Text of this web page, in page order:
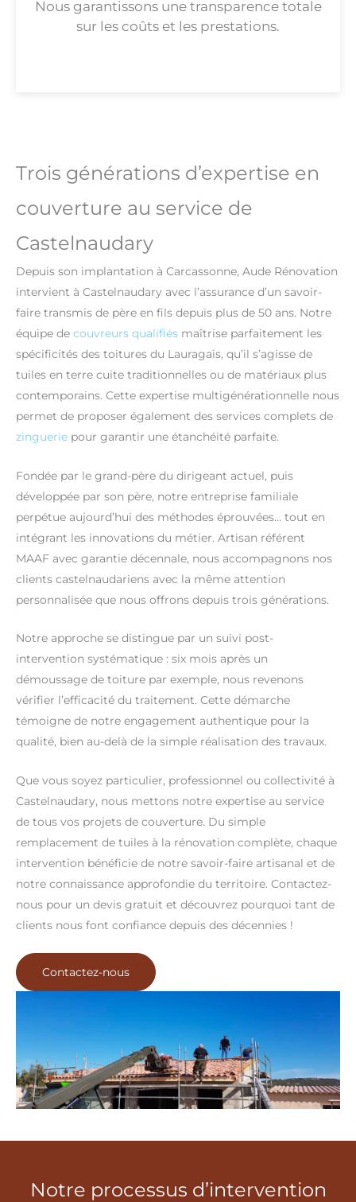
Nous garantissons une transparence totale
sur les coûts et les prestations.
Trois générations d’expertise en
couverture au service de
Castelnaudary
Depuis son implantation à Carcassonne, Aude Rénovation
intervient à Castelnaudary avec l’assurance d’un savoir-
faire transmis de père en fils depuis plus de 50 ans. Notre
équipe de couvreurs qualifiés maîtrise parfaitement les
spécificités des toitures du Lauragais, qu’il s’agisse de
tuiles en terre cuite traditionnelles ou de matériaux plus
contemporains. Cette expertise multigénérationnelle nous
permet de proposer également des services complets de
zinguerie pour garantir une étanchéité parfaite.
Fondée par le grand-père du dirigeant actuel, puis
développée par son père, notre entreprise familiale
perpétue aujourd’hui des méthodes éprouvées… tout en
intégrant les innovations du métier. Artisan référent
MAAF avec garantie décennale, nous accompagnons nos
clients castelnaudariens avec la même attention
personnalisée que nous offrons depuis trois générations.
Notre approche se distingue par un suivi post-
intervention systématique : six mois après un
démoussage de toiture par exemple, nous revenons
vérifier l’efficacité du traitement. Cette démarche
témoigne de notre engagement authentique pour la
qualité, bien au-delà de la simple réalisation des travaux.
Que vous soyez particulier, professionnel ou collectivité à
Castelnaudary, nous mettons notre expertise au service
de tous vos projets de couverture. Du simple
remplacement de tuiles à la rénovation complète, chaque
intervention bénéficie de notre savoir-faire artisanal et de
notre connaissance approfondie du territoire. Contactez-
nous pour un devis gratuit et découvrez pourquoi tant de
clients nous font confiance depuis des décennies !
Contactez-nous
Notre processus d’intervention